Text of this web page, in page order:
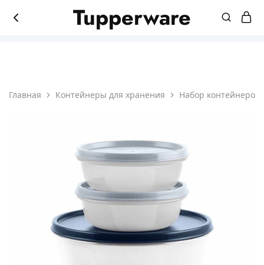
8(831)214-45-65
Tupperware
Главная Контейнеры для хранения Набор